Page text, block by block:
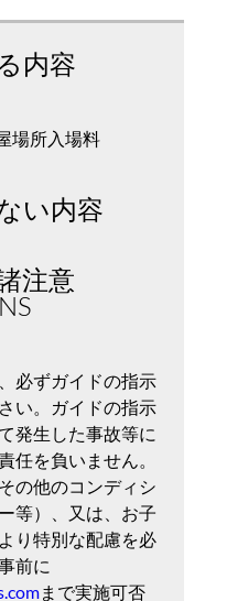
内容
場所入場料
い内容
注意
必ずガイドの指示
い。ガイドの指示
発生した事故等に
任を負いません。
の他のコンディシ
等）、又は、お子
り特別な配慮を必
前に
まで実施可否